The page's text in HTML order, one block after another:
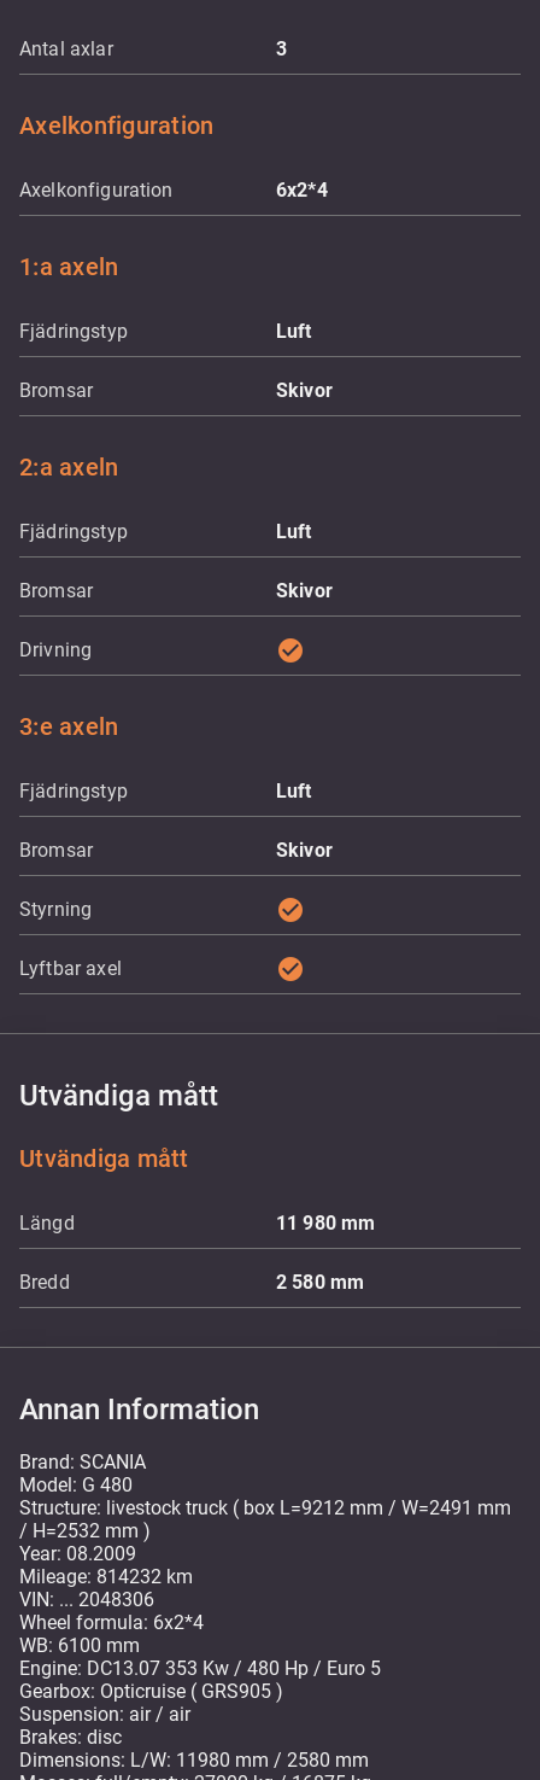
Antal axlar 3
Axelkonfiguration
Axelkonfiguration 6x2*4
1:a axeln
Fjädringstyp Luft
Bromsar Skivor
2:a axeln
Fjädringstyp Luft
Bromsar Skivor
Drivning check_circle
3:e axeln
Fjädringstyp Luft
Bromsar Skivor
Styrning check_circle
Lyftbar axel check_circle
Utvändiga mått
Utvändiga mått
Längd 11 980mm
Bredd 2 580 mm
Annan Information
Brand: SCANIA
Model: G 480
Structure: livestock truck ( box L=9212 mm / W=2491 mm
/ H=2532 mm )
Year: 08.2009
Mileage: 814232 km
VIN: ... 2048306
Wheel formula: 6x2*4
WB: 6100 mm
Engine: DC13.07 353 Kw / 480 Hp / Euro 5
Gearbox: Opticruise ( GRS905 )
Suspension: air / air
Brakes: disc
Dimensions: L/W: 11980 mm / 2580 mm